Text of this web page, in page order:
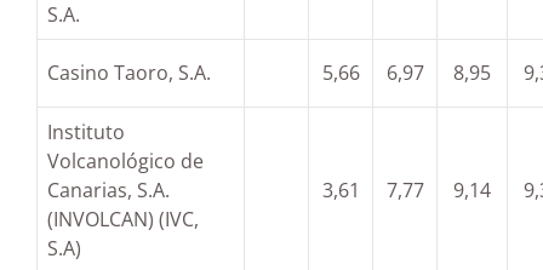
S.A.
Casino Taoro, S.A. 5,66 6,97 8,95
Instituto
Volcanológico de
Canarias, S.A.
(INVOLCAN) (IVC,
S.A)
3,61 7,77 9,14